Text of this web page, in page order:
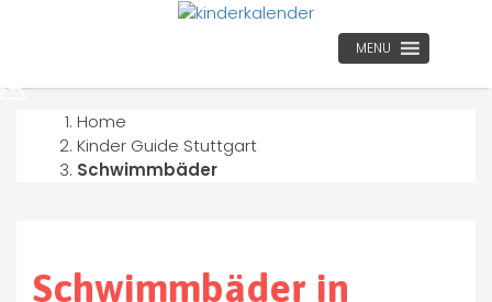
MENU
Home
Kinder Guide Stuttgart
Schwimmbäder
Schwimmbäder in